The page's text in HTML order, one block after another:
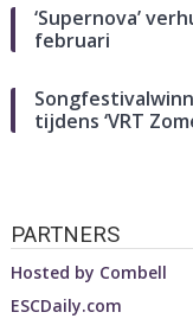
‘Supernova’
februari
tijdens ‘VRT
PARTNERS
Hosted by Combell
ESCDaily.com